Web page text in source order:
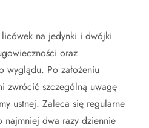
na jedynki i dwójki
oraz
wyglądu. Po założeniu
zwrócić szczególną uwagę
ustnej. Zaleca się regularne
najmniej dwa razy dziennie